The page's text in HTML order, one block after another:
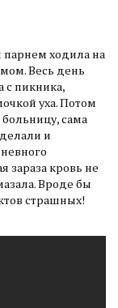
парнем ходила на
Весь день
с пикника,
уха. Потом
сама
и
зараза кровь не
Вроде бы
страшных!